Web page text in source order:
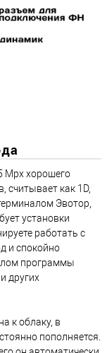
Mpx хорошего
считывает как 1D,
Эвотор,
установки
работать с
и спокойно
программы
других
к облаку, в
пополняется.